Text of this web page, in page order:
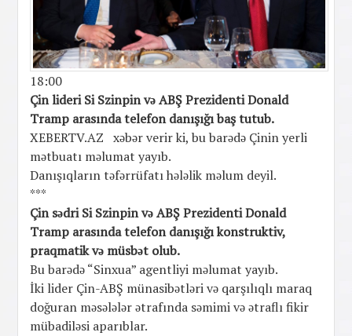
18:00
Çin lideri Si Szinpin və ABŞ Prezidenti Donald
Tramp arasında telefon danışığı baş tutub.
XEBERTV.AZ xəbər verir ki, bu barədə Çinin yerli
mətbuatı məlumat yayıb.
Danışıqların təfərrüfatı hələlik məlum deyil.
***
Çin sədri Si Szinpin və ABŞ Prezidenti Donald
Tramp arasında telefon danışığı konstruktiv,
praqmatik və müsbət olub.
Bu barədə “Sinxua” agentliyi məlumat yayıb.
İki lider Çin-ABŞ münasibətləri və qarşılıqlı maraq
doğuran məsələlər ətrafında səmimi və ətraflı fikir
mübadiləsi aparıblar.